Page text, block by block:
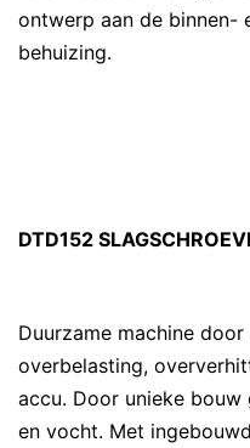
ontwerp aan de binnen-
behuizing.
DTD152
Duurzame machine
overbelasting,
accu. Door unieke
en vocht. Met